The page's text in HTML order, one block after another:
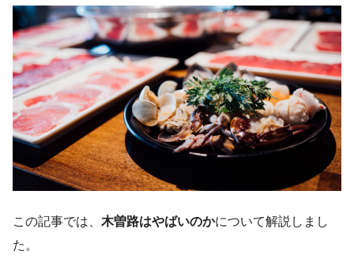
この記事では、 木曽路はやばいのかについて解説しまし
た。